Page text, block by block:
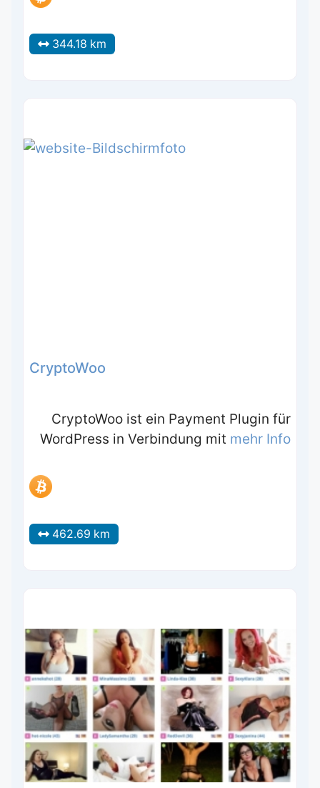
344.18 km
CryptoWoo
CryptoWoo ist ein Payment Plugin für
WordPress in Verbindung mit mehr Info
462.69 km